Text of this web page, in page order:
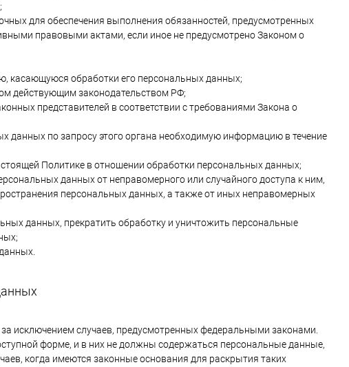
для обеспечения выполнения обязанностей, предусмотренных
правовыми актами, если иное не предусмотрено Законом о
касающуюся обработки его персональных данных;
действующим законодательством РФ;
представителей в соответствии с требованиями Закона о
данных по запросу этого органа необходимую информацию в течение
Политике в отношении обработки персональных данных;
данных от неправомерного или случайного доступа к ним,
персональных данных, а также от иных неправомерных
данных, прекратить обработку и уничтожить персональные
исключением случаев, предусмотренных федеральными законами.
форме, и в них не должны содержаться персональные данные,
когда имеются законные основания для раскрытия таких